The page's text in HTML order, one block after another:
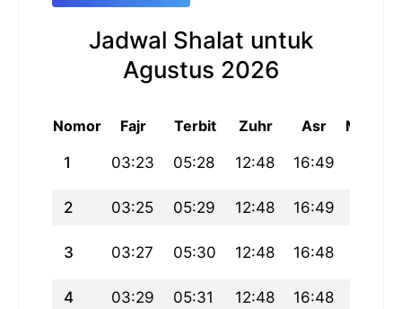
Jadwal Shalat untuk
Agustus 2026
Nomor Fajr Terbit Zuhr Asr
1 03:23 05:28 12:48 16:49
2 03:25 05:29 12:48 16:49
3 03:27 05:30 12:48 16:48
4 03:29 05:31 12:48 16:48